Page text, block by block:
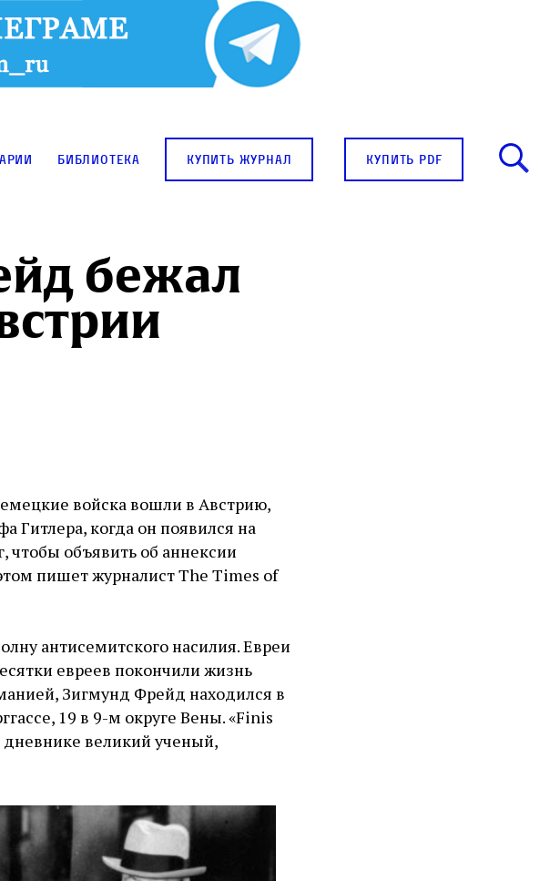
Библиотека купить журнал купить pdf
бежал
войска вошли в Австрию,
Гитлера, когда он появился на
чтобы объявить об аннексии
пишет журналист The Times of
антисемитского насилия. Евреи
евреев покончили жизнь
Зигмунд Фрейд находился в
19 в 9-м округе Вены. «Finis
дневнике великий ученый,